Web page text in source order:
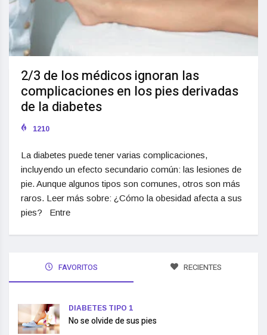
2/3 de los médicos ignoran las
complicaciones en los pies derivadas
de la diabetes
1210
La diabetes puede tener varias complicaciones,
incluyendo un efecto secundario común: las lesiones de
pie. Aunque algunos tipos son comunes, otros son más
raros. Leer más sobre: ¿Cómo la obesidad afecta a sus
pies? Entre
FAVORITOS RECIENTES
DIABETES TIPO 1
No se olvide de sus pies